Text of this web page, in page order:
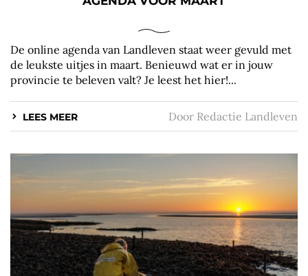
De online agenda van Landleven staat weer gevuld met
de leukste uitjes in maart. Benieuwd wat er in jouw
provincie te beleven valt? Je leest het hier!...
LEES MEER Door Redactie Landleven